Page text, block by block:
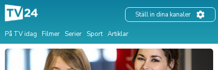
På TV idag Filmer Serier Sport Artiklar
Ställ in dina kanaler